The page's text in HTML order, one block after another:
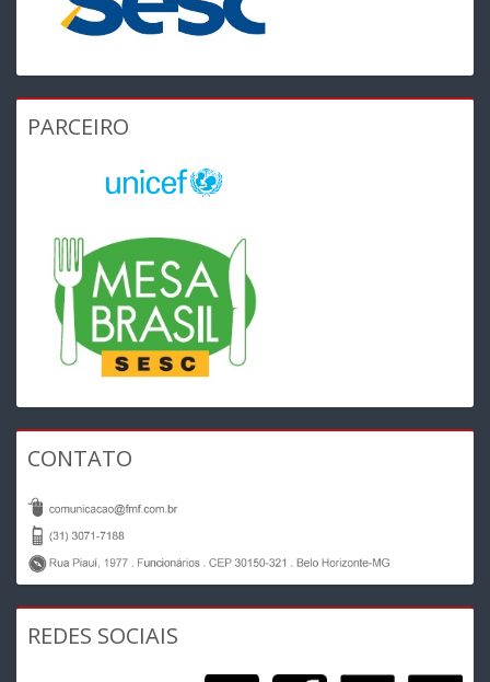
PARCEIRO
CONTATO
REDES SOCIAIS